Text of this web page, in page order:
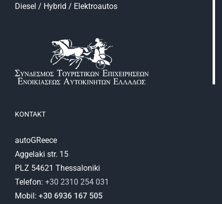
Diesel / Hybrid / Elektroautos
KONTAKT
autoGReece
Aggelaki str. 15
PLZ 54621 Thessaloniki
Telefon: +30 2310 254 031
Mobil: +30 6936 167 505